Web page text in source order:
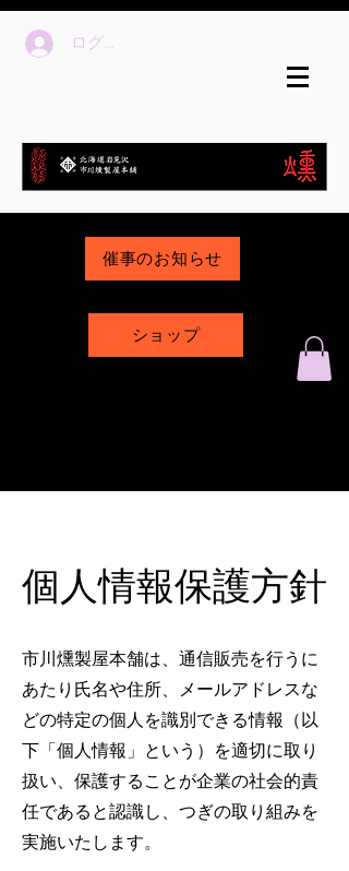
ログイン
催事のお知らせ
ショップ
​個人情報保護方針
​市川燻製屋本舗は、通信販売を行うに
あたり氏名や住所、メールアドレスな
どの特定の個人を識別できる情報（以
下「個人情報」という）を適切に取り
扱い、保護することが企業の社会的責
任であると認識し、つぎの取り組みを
実施いたします。